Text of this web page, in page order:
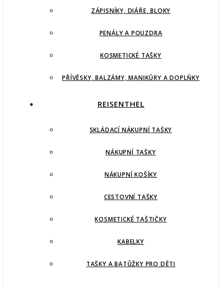
ZÁPISNÍKY, DIÁŘE, BLOKY
PENÁLY A POUZDRA
KOSMETICKÉ TAŠKY
PŘÍVĚSKY, BALZÁMY, MANIKŮRY A DOPLŇKY
REISENTHEL
SKLÁDACÍ NÁKUPNÍ TAŠKY
NÁKUPNÍ TAŠKY
NÁKUPNÍ KOŠÍKY
CESTOVNÍ TAŠKY
KOSMETICKÉ TAŠTIČKY
KABELKY
TAŠKY A BATŮŽKY PRO DĚTI